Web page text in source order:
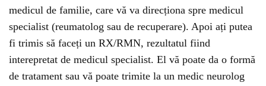
medicul de familie, care vă va direcționa spre medicul
specialist (reumatolog sau de recuperare). Apoi ați putea
fi trimis să faceți un RX/RMN, rezultatul fiind
interepretat de medicul specialist. El vă poate da o formă
de tratament sau vă poate trimite la un medic neurolog